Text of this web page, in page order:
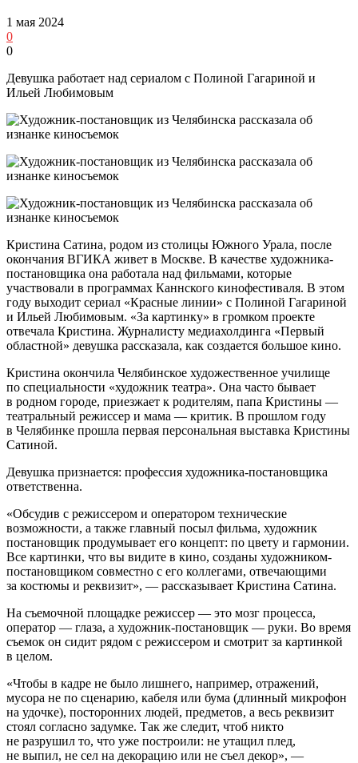
1 мая 2024
0
0
Девушка работает над сериалом с Полиной Гагариной и
Ильей Любимовым
Кристина Сатина, родом из столицы Южного Урала, после
окончания ВГИКА живет в Москве. В качестве художника-
постановщика она работала над фильмами, которые
участвовали в программах Каннского кинофестиваля. В этом
году выходит сериал «Красные линии» с Полиной Гагариной
и Ильей Любимовым. «За картинку» в громком проекте
отвечала Кристина. Журналисту медиахолдинга «Первый
областной» девушка рассказала, как создается большое кино.
Кристина окончила Челябинское художественное училище
по специальности «художник театра». Она часто бывает
в родном городе, приезжает к родителям, папа Кристины —
театральный режиссер и мама — критик. В прошлом году
в Челябинке прошла первая персональная выставка Кристины
Сатиной.
Девушка признается: профессия художника-постановщика
ответственна.
«Обсудив с режиссером и оператором технические
возможности, а также главный посыл фильма, художник
постановщик продумывает его концепт: по цвету и гармонии.
Все картинки, что вы видите в кино, созданы художником-
постановщиком совместно с его коллегами, отвечающими
за костюмы и реквизит», — рассказывает Кристина Сатина.
На съемочной площадке режиссер — это мозг процесса,
оператор — глаза, а художник-постановщик — руки. Во время
съемок он сидит рядом с режиссером и смотрит за картинкой
в целом.
«Чтобы в кадре не было лишнего, например, отражений,
мусора не по сценарию, кабеля или бума (длинный микрофон
на удочке), посторонних людей, предметов, а весь реквизит
стоял согласно задумке. Так же следит, чтоб никто
не разрушил то, что уже построили: не утащил плед,
не выпил, не сел на декорацию или не съел декор», —